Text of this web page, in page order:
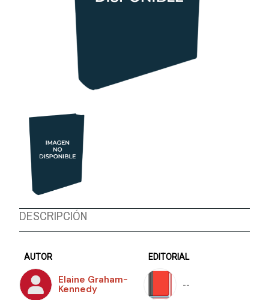
DESCRIPCIÓN
AUTOR
Elaine Graham-
Kennedy
EDITORIAL
--